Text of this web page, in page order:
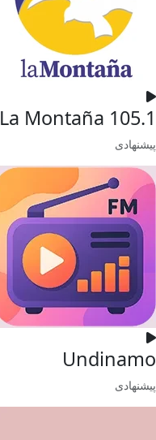
Montaña 105.1
پیشنهادی
Undinamo
پیشنهادی